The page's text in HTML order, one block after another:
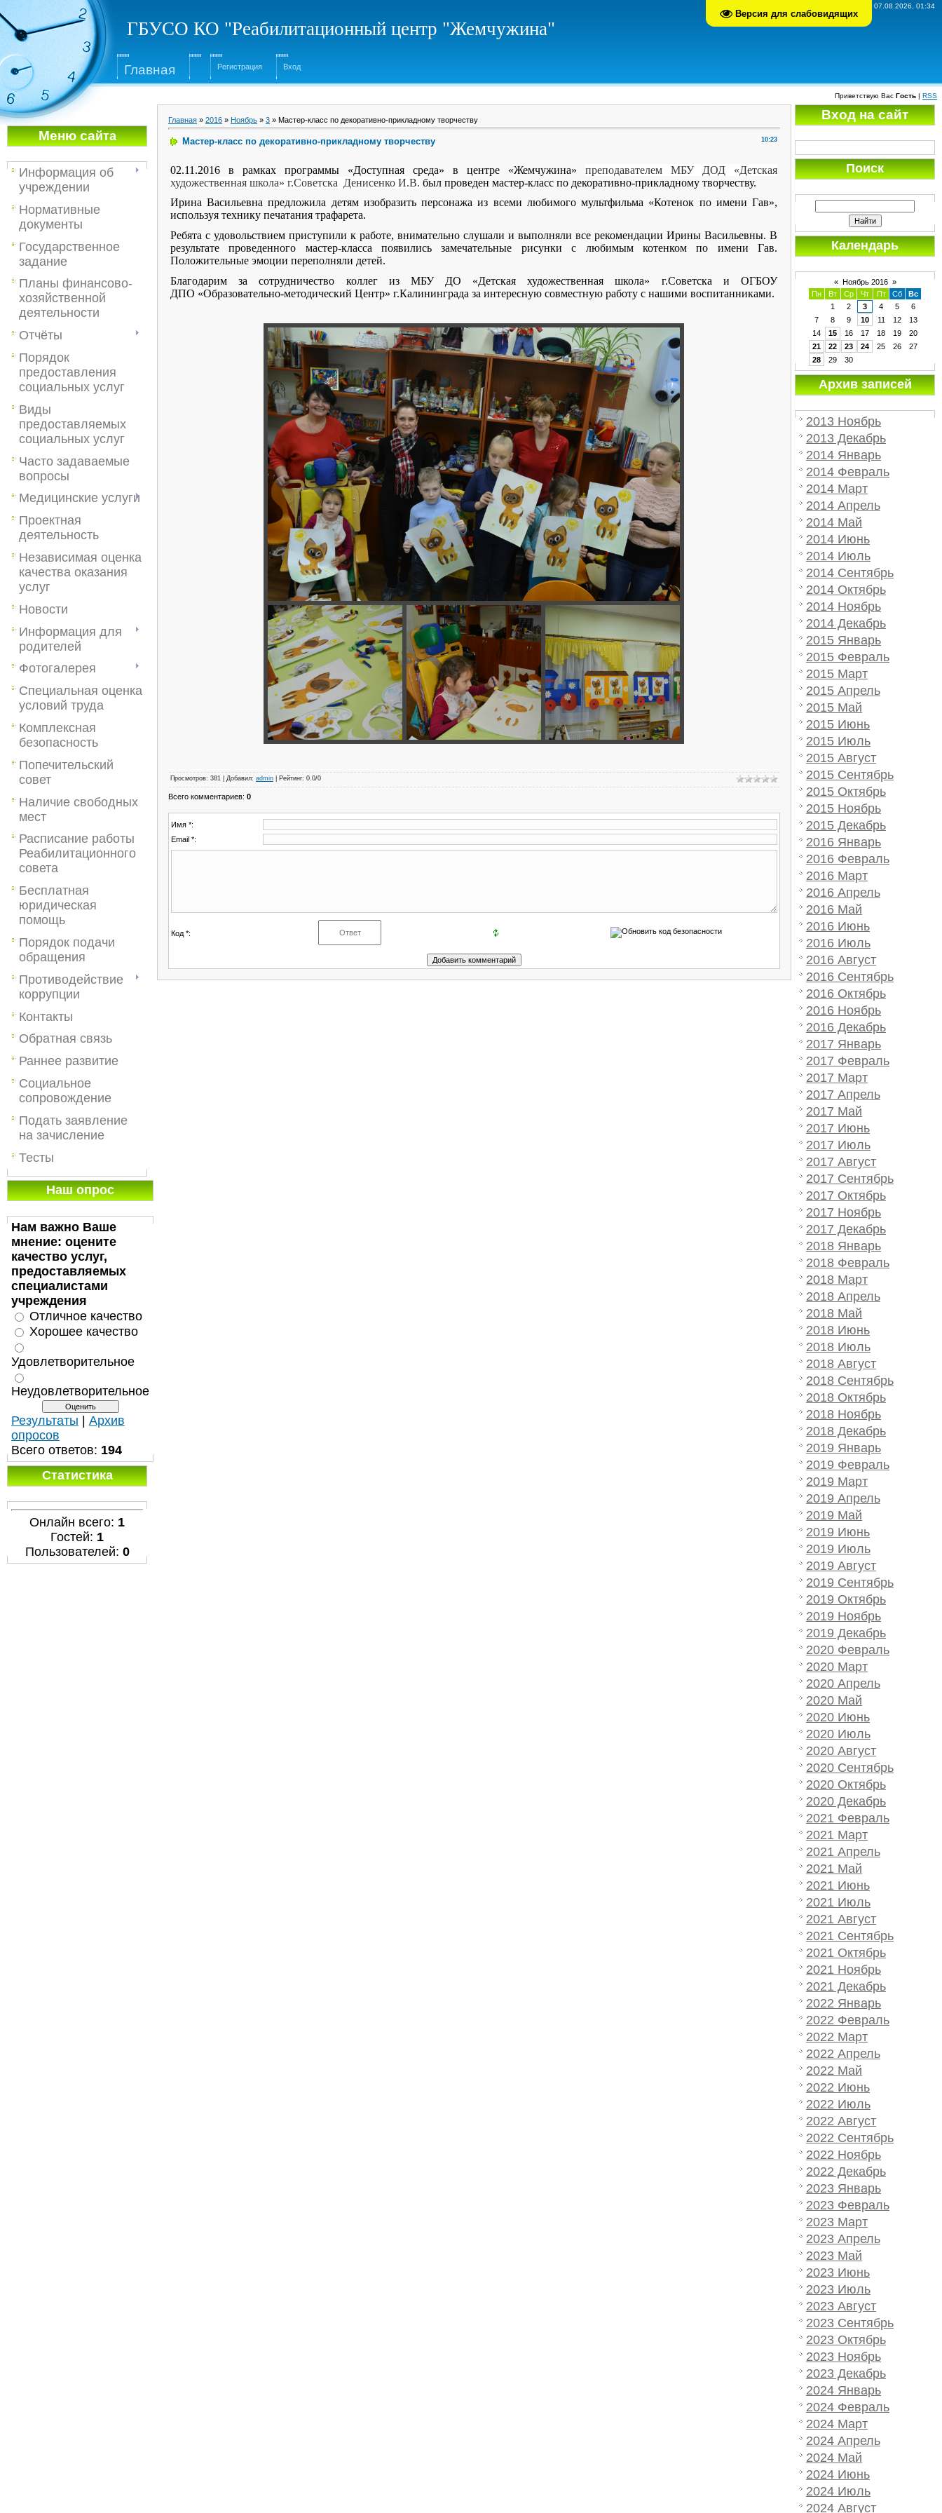
Версия для слабовидящих
Пятница, 07.08.2026, 01:34
ГБУСО КО "Реабилитационный центр "Жемчужина"
Главная Регистрация Вход
Приветствую Вас Гость | RSS
Меню сайта
Информация об
учреждении
Нормативные
документы
Государственное
задание
Планы финансово-
хозяйственной
деятельности
Отчёты
Порядок
предоставления
социальных услуг
Виды
предоставляемых
социальных услуг
Часто задаваемые
вопросы
Медицинские услуги
Проектная
деятельность
Независимая оценка
качества оказания
услуг
Новости
Информация для
родителей
Фотогалерея
Специальная оценка
условий труда
Комплексная
безопасность
Попечительский
совет
Наличие свободных
мест
Расписание работы
Реабилитационного
совета
Бесплатная
юридическая
помощь
Порядок подачи
обращения
Противодействие
коррупции
Контакты
Обратная связь
Раннее развитие
Социальное
сопровождение
Подать заявление
на зачисление
Тесты
Наш опрос
Нам важно Ваше
мнение: оцените
качество услуг,
предоставляемых
специалистами
учреждения
Отличное качество
Хорошее качество
Удовлетворительное
Неудовлетворительное
Результаты
Архив
опросов
Всего ответов: 194
Статистика
Онлайн всего: 1
Гостей: 1
Пользователей: 0
Главная » 2016 » Ноябрь » 3 » Мастер-класс по декоративно-прикладному творчеству
10:23
Мастер-класс по декоративно-прикладному творчеству
02.11.2016 в рамках программы «Доступная среда» в центре «Жемчужина» преподавателем МБУ ДОД «Детская
художественная школа» г.Советска Денисенко И.В. был проведен мастер-класс по декоративно-прикладному творчеству.
Ирина Васильевна предложила детям изобразить персонажа из всеми любимого мультфильма «Котенок по имени Гав»,
используя технику печатания трафарета.
Ребята с удовольствием приступили к работе, внимательно слушали и выполняли все рекомендации Ирины Васильевны. В
результате проведенного мастер-класса появились замечательные рисунки с любимым котенком по имени Гав.
Положительные эмоции переполняли детей.
Благодарим за сотрудничество коллег из МБУ ДО «Детская художественная школа» г.Советска и ОГБОУ
ДПО «Образовательно-методический Центр» г.Калининграда за интересную совместную работу с нашими воспитанниками.
Просмотров: 381 Добавил: admin Рейтинг: 0.0/0
Всего комментариев: 0
Имя *:
Email *:
Код *:
Вход на сайт
Поиск
Календарь
« Ноябрь 2016 »
Пн
Вт Ср Чт Пт Сб
Вс
1
2 3 4 5
6
7
8 9 10 11 12
13
14
15 16 17 18 19
20
21
22 23 24 25 26
27
28
29 30
Архив записей
2013 Ноябрь
2013 Декабрь
2014 Январь
2014 Февраль
2014 Март
2014 Апрель
2014 Май
2014 Июнь
2014 Июль
2014 Сентябрь
2014 Октябрь
2014 Ноябрь
2014 Декабрь
2015 Январь
2015 Февраль
2015 Март
2015 Апрель
2015 Май
2015 Июнь
2015 Июль
2015 Август
2015 Сентябрь
2015 Октябрь
2015 Ноябрь
2015 Декабрь
2016 Январь
2016 Февраль
2016 Март
2016 Апрель
2016 Май
2016 Июнь
2016 Июль
2016 Август
2016 Сентябрь
2016 Октябрь
2016 Ноябрь
2016 Декабрь
2017 Январь
2017 Февраль
2017 Март
2017 Апрель
2017 Май
2017 Июнь
2017 Июль
2017 Август
2017 Сентябрь
2017 Октябрь
2017 Ноябрь
2017 Декабрь
2018 Январь
2018 Февраль
2018 Март
2018 Апрель
2018 Май
2018 Июнь
2018 Июль
2018 Август
2018 Сентябрь
2018 Октябрь
2018 Ноябрь
2018 Декабрь
2019 Январь
2019 Февраль
2019 Март
2019 Апрель
2019 Май
2019 Июнь
2019 Июль
2019 Август
2019 Сентябрь
2019 Октябрь
2019 Ноябрь
2019 Декабрь
2020 Февраль
2020 Март
2020 Апрель
2020 Май
2020 Июнь
2020 Июль
2020 Август
2020 Сентябрь
2020 Октябрь
2020 Декабрь
2021 Февраль
2021 Март
2021 Апрель
2021 Май
2021 Июнь
2021 Июль
2021 Август
2021 Сентябрь
2021 Октябрь
2021 Ноябрь
2021 Декабрь
2022 Январь
2022 Февраль
2022 Март
2022 Апрель
2022 Май
2022 Июнь
2022 Июль
2022 Август
2022 Сентябрь
2022 Ноябрь
2022 Декабрь
2023 Январь
2023 Февраль
2023 Март
2023 Апрель
2023 Май
2023 Июнь
2023 Июль
2023 Август
2023 Сентябрь
2023 Октябрь
2023 Ноябрь
2023 Декабрь
2024 Январь
2024 Февраль
2024 Март
2024 Апрель
2024 Май
2024 Июнь
2024 Июль
2024 Август